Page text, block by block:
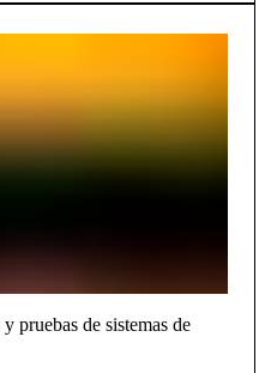
pruebas de sistemas de